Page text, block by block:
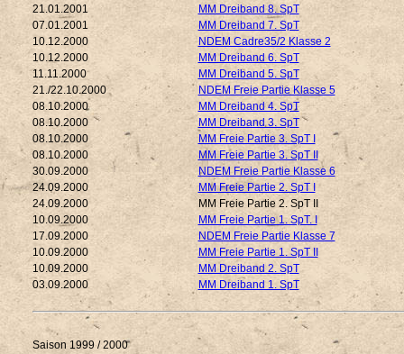
21.01.2001
MM Dreiband 8. SpT
07.01.2001
MM Dreiband 7. SpT
10.12.2000
NDEM Cadre35/2 Klasse 2
10.12.2000
MM Dreiband 6. SpT
11.11.2000
MM Dreiband 5. SpT
21./22.10.2000
NDEM Freie Partie Klasse 5
08.10.2000
MM Dreiband 4. SpT
08.10.2000
MM Dreiband 3. SpT
08.10.2000
MM Freie Partie 3. SpT I
08.10.2000
MM Freie Partie 3. SpT II
30.09.2000
NDEM Freie Partie Klasse 6
24.09.2000
MM Freie Partie 2. SpT I
24.09.2000
MM Freie Partie 2. SpT II
10.09.2000
MM Freie Partie 1. SpT. I
17.09.2000
NDEM Freie Partie Klasse 7
10.09.2000
MM Freie Partie 1. SpT II
10.09.2000
MM Dreiband 2. SpT
03.09.2000
MM Dreiband 1. SpT
Saison 1999 / 2000